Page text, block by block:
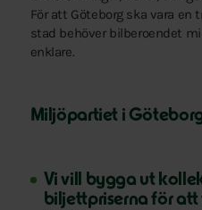
För att Göteborg ska vara
stad behöver bilberoendet
enklare.
Miljöpartiet i
Vi vill bygga ut
biljettpriserna för att